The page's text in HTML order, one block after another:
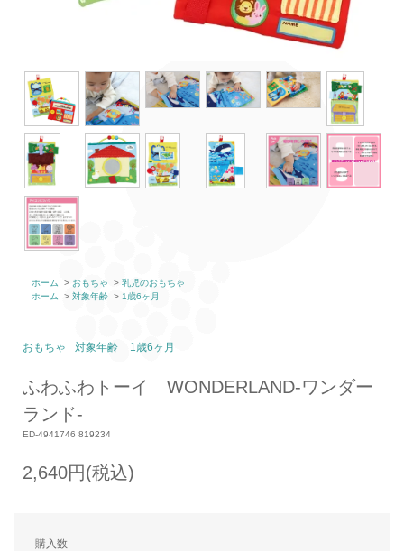
ホーム > おもちゃ > 乳児のおもちゃ
ホーム
> 対象年齢 > 1歳6ヶ月
おもちゃ 対象年齢 1歳6ヶ月
ふわふわトーイ WONDERLAND‐ワンダー
ランド‐
ED-4941746 819234
2,640円(税込)
購入数